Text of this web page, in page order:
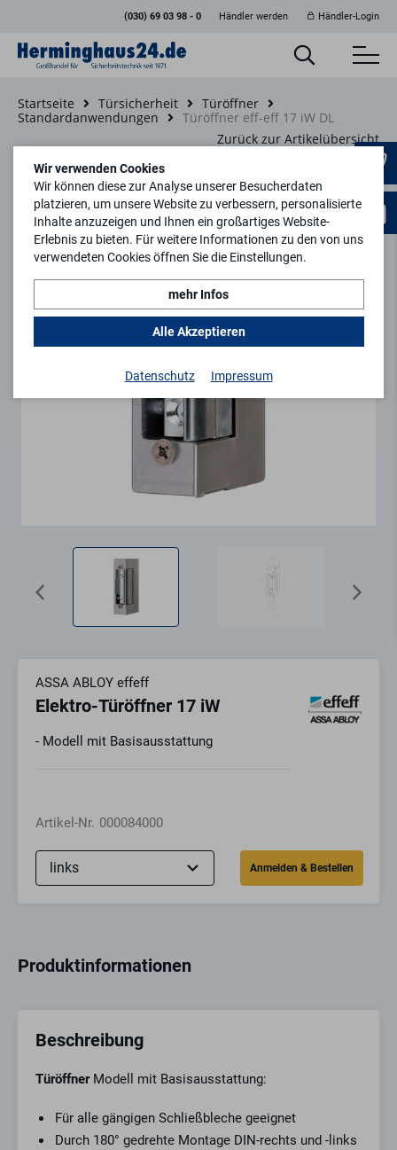
(030) 69 03 98 - 0 Händler werden Händler-Login
Startseite Türsicherheit
Türöffner
Standardanwendungen
Türöffner eff-eff 17 iW DL
Zurück zur Artikelübersicht
ASSA ABLOY effeff
Elektro-Türöffner 17 iW
- Modell mit Basisausstattung
Artikel-Nr. 000084000
Produktinformationen
Beschreibung
TüröffnerModell mit Basisausstattung:
Für alle gängigen Schließbleche geeignet
Durch 180° gedrehte Montage DIN-rechts und -links
Wir verwenden Cookies
Wir können diese zur Analyse unserer Besucherdaten
platzieren, um unsere Website zu verbessern, personalisierte
Inhalte anzuzeigen und Ihnen ein großartiges Website-
Erlebnis zu bieten. Für weitere Informationen zu den von uns
verwendeten Cookies öffnen Sie die Einstellungen.
mehr Infos
Alle Akzeptieren
Datenschutz Impressum